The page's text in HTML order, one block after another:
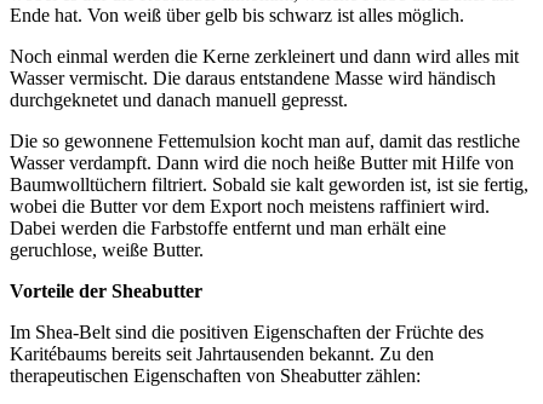
Ende hat. Von weiß über gelb bis schwarz ist alles möglich.
Noch einmal werden die Kerne zerkleinert und dann wird alles mit
Wasser vermischt. Die daraus entstandene Masse wird händisch
durchgeknetet und danach manuell gepresst.
Die so gewonnene Fettemulsion kocht man auf, damit das restliche
Wasser verdampft. Dann wird die noch heiße Butter mit Hilfe von
Baumwolltüchern filtriert. Sobald sie kalt geworden ist, ist sie fertig,
wobei die Butter vor dem Export noch meistens raffiniert wird.
Dabei werden die Farbstoffe entfernt und man erhält eine
geruchlose, weiße Butter.
Vorteile der Sheabutter
Im Shea-Belt sind die positiven Eigenschaften der Früchte des
Karitébaums bereits seit Jahrtausenden bekannt. Zu den
therapeutischen Eigenschaften von Sheabutter zählen: